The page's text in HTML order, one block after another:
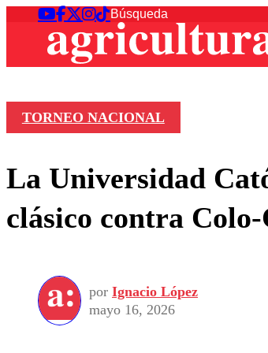
TORNEO NACIONAL
La Universidad
clásico contra
por Ignacio López
mayo 16, 2026